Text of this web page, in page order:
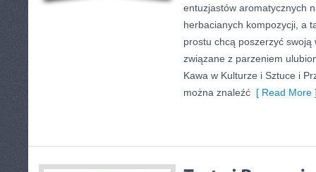
entuzjastów aromatycznych
herbacianych kompozycji, a
prostu chcą poszerzyć swoją
związane z parzeniem
Kawa w Kulturze i Sztuce i
można znaleźć [ Read More